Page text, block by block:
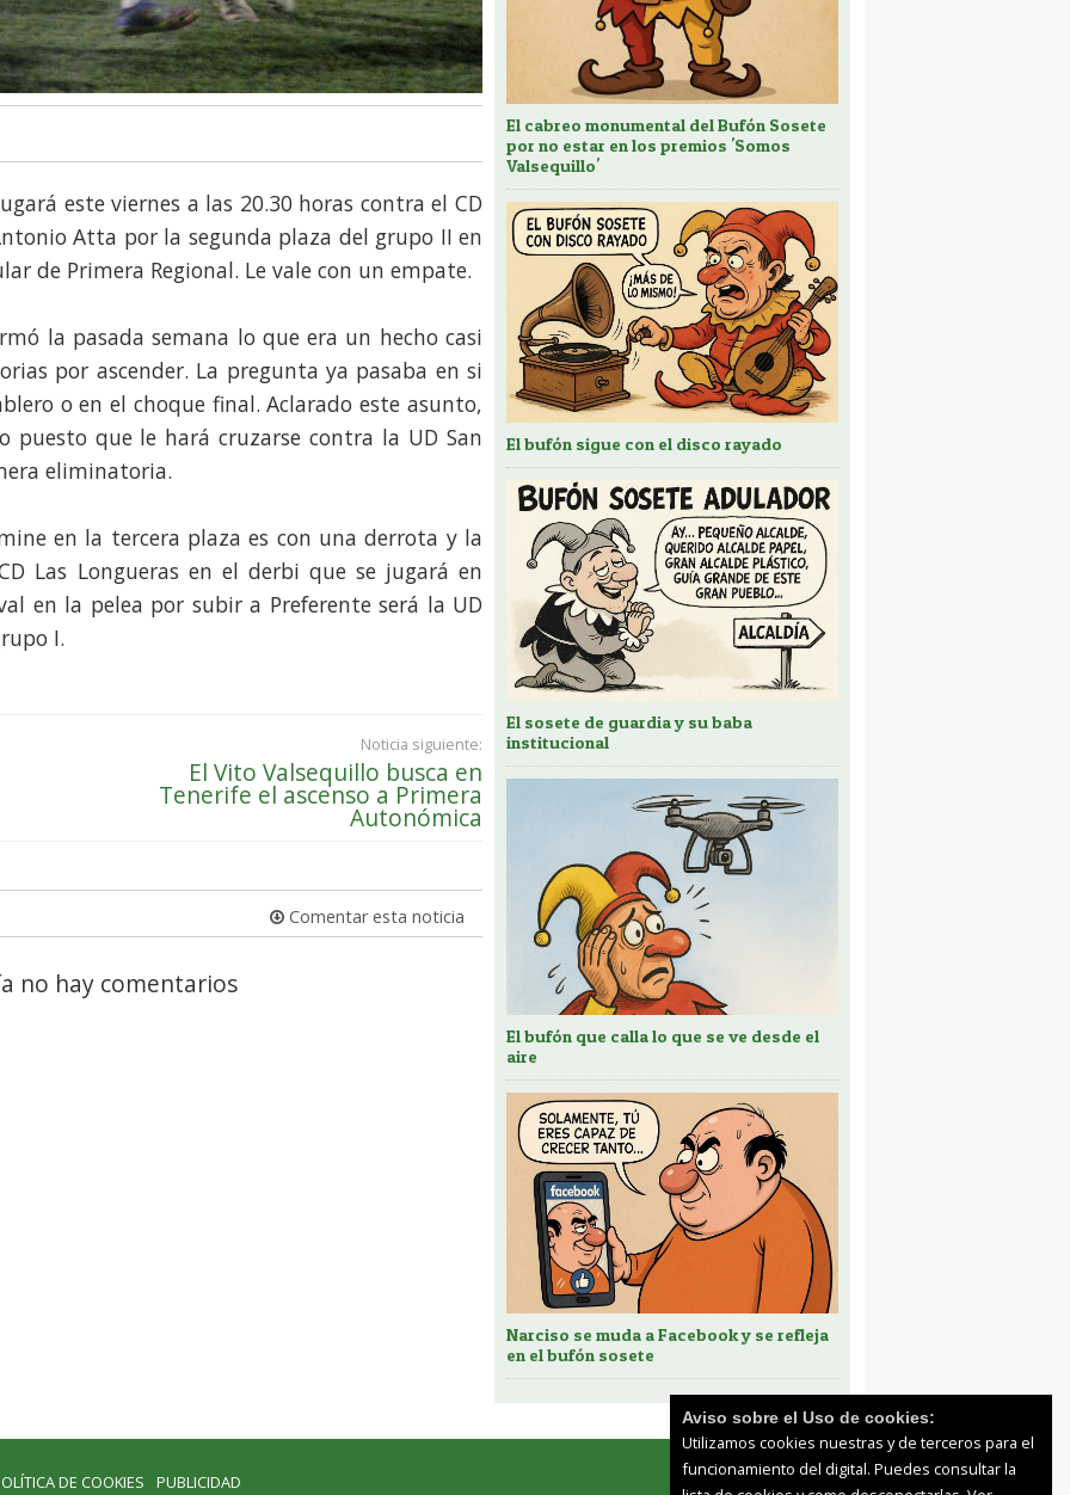
este viernes a las 20.30 horas contra el CD
Atta por la segunda plaza del grupo II en
de Primera Regional. Le vale con un empate.
la pasada semana lo que era un hecho casi
por ascender. La pregunta ya pasaba en si
o en el choque final. Aclarado este asunto,
puesto que le hará cruzarse contra la UD San
eliminatoria.
en la tercera plaza es con una derrota y la
Las Longueras en el derbi que se jugará en
en la pelea por subir a Preferente será la UD
I.
Noticia siguiente:
El Vito Valsequillo busca en
Tenerife el ascenso a Primera
Autonómica
Comentar esta noticia
no hay comentarios
El cabreo monumental del Bufón Sosete
por no estar en los premios 'Somos
Valsequillo'
El bufón sigue con el disco rayado
El sosete de guardia y su baba
institucional
El bufón que calla lo que se ve desde el
aire
Narciso se muda a Facebook y se refleja
en el bufón sosete
DE COOKIES PUBLICIDAD
Aviso sobre el Uso de cookies:
Utilizamos cookies nuestras y de terceros para el
funcionamiento del digital. Puedes consultar la